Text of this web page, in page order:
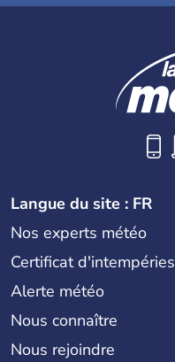
Langue du site : FR
Nos experts météo
Certificat d'intempéries
Alerte météo
Nous connaître
Nous rejoindre